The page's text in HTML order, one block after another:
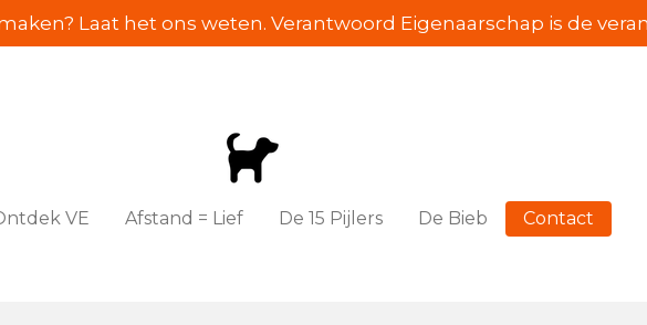
Laat het ons weten. Verantwoord Eigenaarschap is de
VE Afstand = Lief De 15 Pijlers De Bieb Contact